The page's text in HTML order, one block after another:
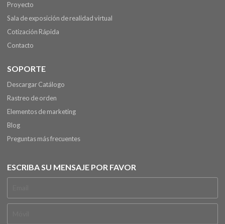
Proyecto
Sala de exposición de realidad virtual
Cotización Rápida
Contacto
SOPORTE
Descargar Catálogo
Rastreo de orden
Elementos de marketing
Blog
Preguntas más frecuentes
ESCRIBA SU MENSAJE POR FAVOR